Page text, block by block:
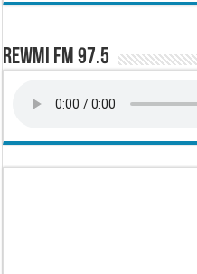
Rewmi FM 97.5